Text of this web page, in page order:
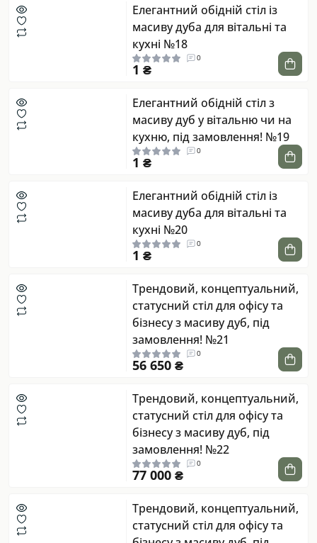
Елегантний обідній стіл із
масиву дуба для вітальні та
кухні №18
0
1 ₴
Елегантний обідній стіл з
масиву дуб у вітальню чи на
кухню, під замовлення! №19
0
1 ₴
Елегантний обідній стіл із
масиву дуба для вітальні та
кухні №20
0
1 ₴
Трендовий, концептуальний,
статусний стіл для офісу та
бізнесу з масиву дуб, під
замовлення! №21
0
56 650 ₴
Трендовий, концептуальний,
статусний стіл для офісу та
бізнесу з масиву дуб, під
замовлення! №22
0
77 000 ₴
Трендовий, концептуальний,
статусний стіл для офісу та